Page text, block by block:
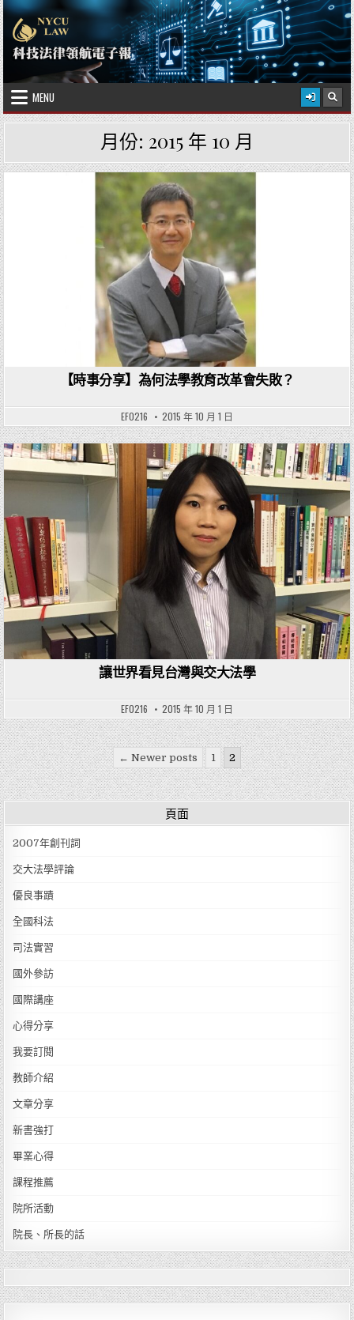
Skip to content 2026 年 8 月 7 日
國立陽明交通大學科技法律學院
MENU
月份: 2015 年 10 月
Posted in
【時事分享】為何法學教育改革會失敗？
EF0216 2015 年 10 月 1 日
Posted in
讓世界看見台灣與交大法學
EF0216 2015 年 10 月 1 日
文章分頁 ← Newer posts 1 2
頁面
2007年創刊詞
交大法學評論
優良事蹟
全國科法
司法實習
國外參訪
國際講座
心得分享
我要訂閱
教師介紹
文章分享
新書強打
畢業心得
課程推薦
院所活動
院長、所長的話